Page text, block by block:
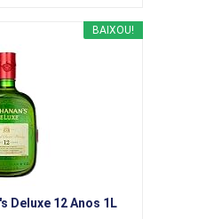
BAIXOU!
Deluxe 12 Anos 1L